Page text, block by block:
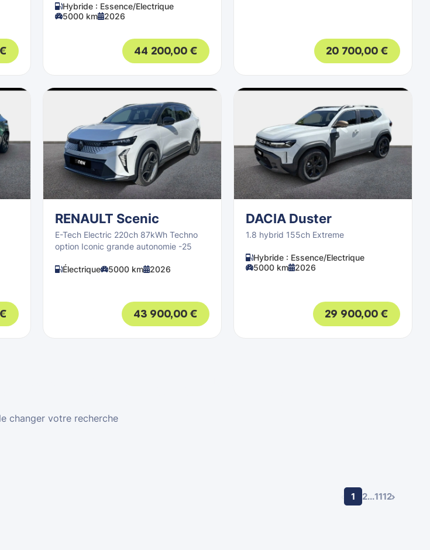
€
Hybride : Essence/Electrique
5000 km
2026
44 200,00€ 20 700,00€
€
RENAULT Scenic
E-Tech Electric 220ch 87kWh Techno
option Iconic grande autonomie -25
Électrique 5000 km 2026
43 900,00€
DACIA Duster
1.8 hybrid 155ch Extreme
Hybride : Essence/Electrique
5000 km
2026
29 900,00€
changer votre recherche
1 2...1112